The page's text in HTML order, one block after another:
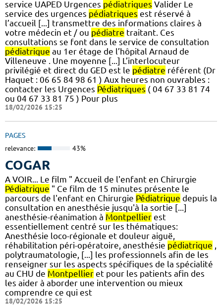
service UAPED Urgences pédiatriques Valider Le
service des urgences pédiatriques est réservé à
l’accueil [...] transmettre des informations claires à
votre médecin et / ou pédiatre traitant. Ces
consultations se font dans le service de consultation
pédiatrique au 1er étage de l’hôpital Arnaud de
Villeneuve . Une moyenne [...] L’interlocuteur
privilégié et direct du GED est le pédiatre référent (Dr
Haquet : 06 65 84 98 61 ) Aux heures non ouvrables :
contacter les Urgences Pédiatriques ( 04 67 33 81 74
ou 04 67 33 81 75 ) Pour plus
18/02/2026 15:25
PAGES
relevance: 43%
COGAR
A VOIR... Le film " Accueil de l'enfant en Chirurgie
Pédiatrique " Ce film de 15 minutes présente le
parcours de l'enfant en Chirurgie Pédiatrique depuis la
consultation en anesthésie jusqu'à la sortie [...]
anesthésie-réanimation à Montpellier est
essentiellement centré sur les thématiques:
Anesthésie loco-régionale et douleur aiguë,
réhabilitation péri-opératoire, anesthésie pédiatrique ,
polytraumatologie, [...] les professionnels afin de les
renseigner sur les aspects spécifiques de la spécialité
au CHU de Montpellier et pour les patients afin des
les aider à aborder une intervention ou mieux
comprendre ce qui est
18/02/2026 15:25